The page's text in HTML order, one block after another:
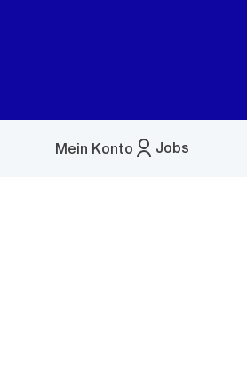
Jobs
Mein Konto
Menü